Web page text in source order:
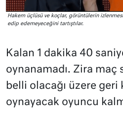
Hakem üçlüsü ve koçlar, görüntülerin
edip edemeyeceğini tartıştılar.
Kalan 1 dakika 40
oynanamadı. Zira maç
belli olacağı üzere geri
oynayacak oyuncu